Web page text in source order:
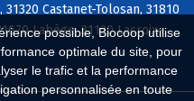
possible, Biocoop utilise
optimale du site, pour
le trafic et la performance
personnalisée en toute
Castanet-Tolosan, 31810
Labège, 31120 Lacroix-